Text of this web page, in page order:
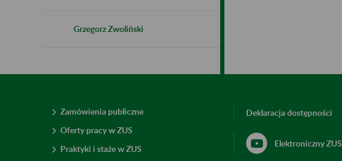
Grzegorz Zwoliński
Zamówienia publiczne
Oferty pracy w ZUS
Praktyki i staże w ZUS
Deklaracja dostępności
Elektroniczny ZUS